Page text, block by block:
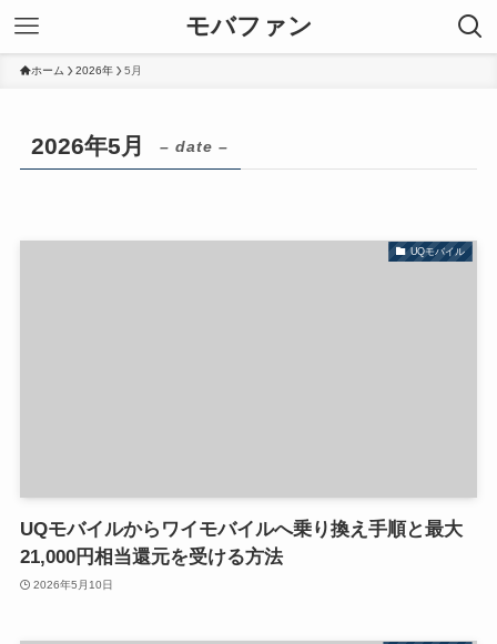
モバファン
ホーム 2026年 5月
2026年5月 – date –
UQモバイル
UQモバイルからワイモバイルへ乗り換え手順と最大
21,000円相当還元を受ける方法
2026年5月10日